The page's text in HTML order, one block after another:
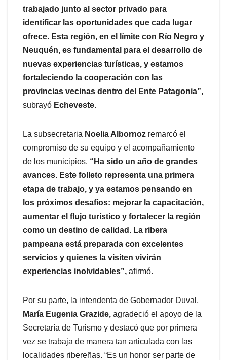
trabajado junto al sector privado para
identificar las oportunidades que cada lugar
ofrece. Esta región, en el límite con Río Negro y
Neuquén, es fundamental para el desarrollo de
nuevas experiencias turísticas, y estamos
fortaleciendo la cooperación con las
provincias vecinas dentro del Ente Patagonia”,
subrayó Echeveste.
La subsecretaria Noelia Albornoz remarcó el
compromiso de su equipo y el acompañamiento
de los municipios. “Ha sido un año de grandes
avances. Este folleto representa una primera
etapa de trabajo, y ya estamos pensando en
los próximos desafíos: mejorar la capacitación,
aumentar el flujo turístico y fortalecer la región
como un destino de calidad. La ribera
pampeana está preparada con excelentes
servicios y quienes la visiten vivirán
experiencias inolvidables”, afirmó.
Por su parte, la intendenta de Gobernador Duval,
María Eugenia Grazide, agradeció el apoyo de la
Secretaría de Turismo y destacó que por primera
vez se trabaja de manera tan articulada con las
localidades ribereñas. “Es un honor ser parte de